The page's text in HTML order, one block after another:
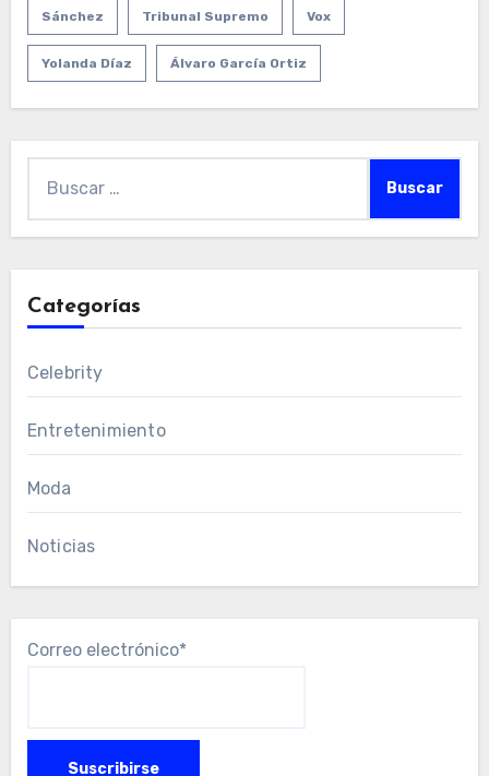
Sánchez Tribunal Supremo Vox
Yolanda Díaz Álvaro García Ortiz
Categorías
Celebrity
Entretenimiento
Moda
Noticias
Correo electrónico*